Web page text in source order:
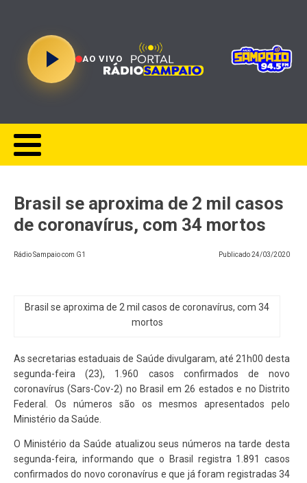
AO VIVO
Brasil se aproxima de 2 mil casos
de coronavírus, com 34 mortos
Rádio Sampaio com G1 Publicado24/03/2020
Brasil se aproxima de 2 mil casos de coronavírus, com 34
mortos
As secretarias estaduais de Saúde divulgaram, até 21h00 desta
segunda-feira (23), 1.960 casos confirmados de novo
coronavírus (Sars-Cov-2) no Brasil em 26 estados e no Distrito
Federal. Os números são os mesmos apresentados pelo
Ministério da Saúde.
O Ministério da Saúde atualizou seus números na tarde desta
segunda-feira, informando que o Brasil registra 1.891 casos
confirmados do novo coronavírus e que já foram registradas 34